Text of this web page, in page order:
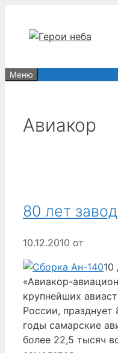
содержимому
Меню
Авиакор
80 лет
10.12.2010 от
10
«Авиакор-
крупнейших
России,
годы самарские
более 22,5 тысяч